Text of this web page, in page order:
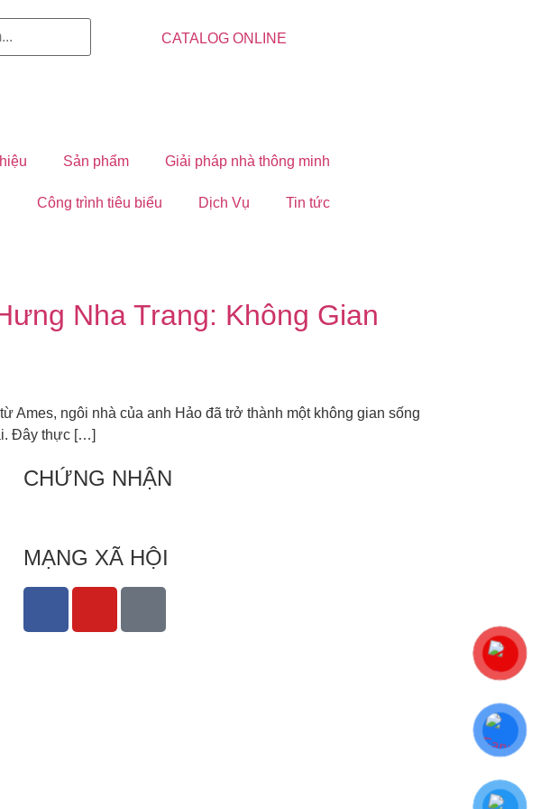
CATALOG ONLINE
Sản phẩm Giải pháp nhà thông minh
Công trình tiêu biểu Dịch Vụ Tin tức
Nha Trang: Không Gian
Ames, ngôi nhà của anh Hảo đã trở thành một không gian sống
Đây thực […]
CHỨNG NHẬN
MẠNG XÃ HỘI